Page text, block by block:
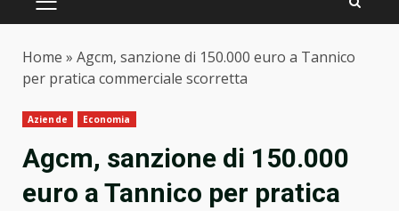
PRIMARY
Home » Agcm, sanzione di 150.000 euro a Tannico
per pratica commerciale scorretta
Aziende Economia
Agcm, sanzione di 150.000
euro a Tannico per pratica